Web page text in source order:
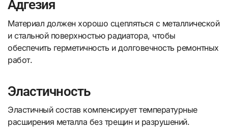
Адгезия
Материал должен хорошо сцепляться с металлической
и стальной поверхностью радиатора, чтобы
обеспечить герметичность и долговечность ремонтных
работ.
Эластичность
Эластичный состав компенсирует температурные
расширения металла без трещин и разрушений.